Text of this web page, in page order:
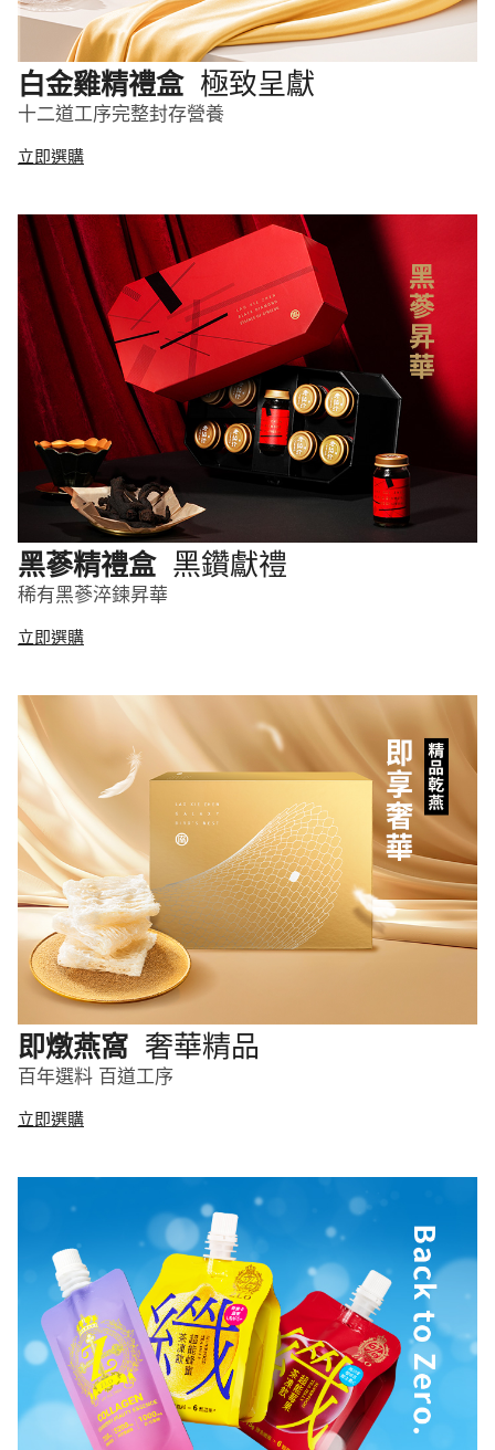
白金雞精禮盒 極致呈獻
十二道工序完整封存營養
立即選購
黑蔘精禮盒 黑鑽獻禮
稀有黑蔘淬鍊昇華
立即選購
即燉燕窩 奢華精品
百年選料 百道工序
立即選購